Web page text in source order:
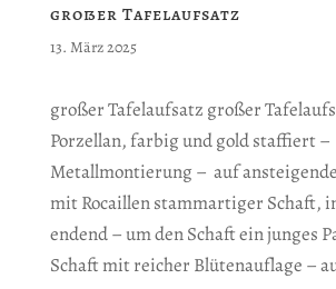
großer Tafelaufsatz
13. März 2025
großer Tafelaufsatz großer
Porzellan, farbig und gold staffiert –
Metallmontierung – auf
mit Rocaillen stammartiger Schaft,
endend – um den Schaft ein junges
Schaft mit reicher Blütenauflage –